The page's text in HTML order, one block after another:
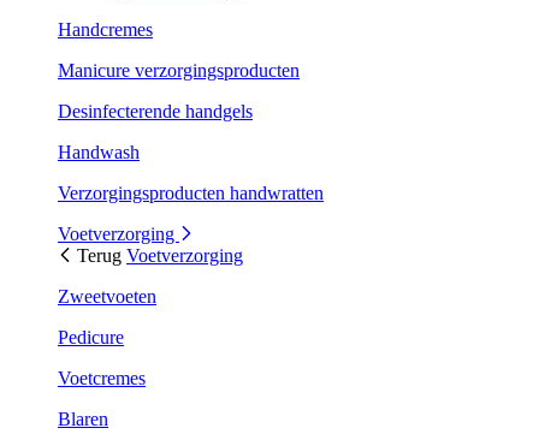
Handcremes
Manicure verzorgingsproducten
Desinfecterende handgels
Handwash
Verzorgingsproducten handwratten
Voetverzorging
Terug Voetverzorging
Zweetvoeten
Pedicure
Voetcremes
Blaren